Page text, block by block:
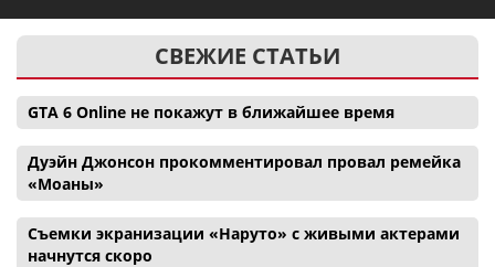
СВЕЖИЕ СТАТЬИ
GTA 6 Online не покажут в ближайшее время
Дуэйн Джонсон прокомментировал провал ремейка
«Моаны»
Съемки экранизации «Наруто» с живыми актерами
начнутся скоро